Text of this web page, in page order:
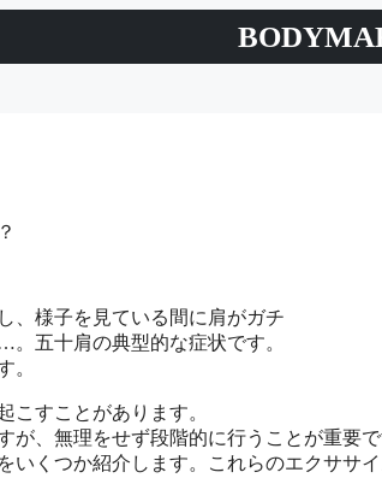
、様子を見ている間に肩がガチ
五十肩の典型的な症状です。
。
こすことがあります。
、無理をせず段階的に行うことが重要で
いくつか紹介します。これらのエクササ